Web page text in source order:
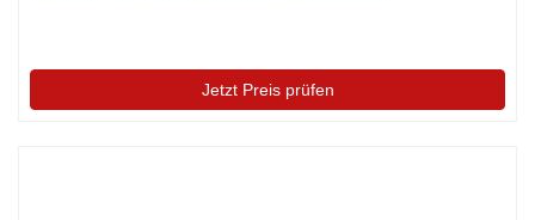
Jetzt Preis prüfen